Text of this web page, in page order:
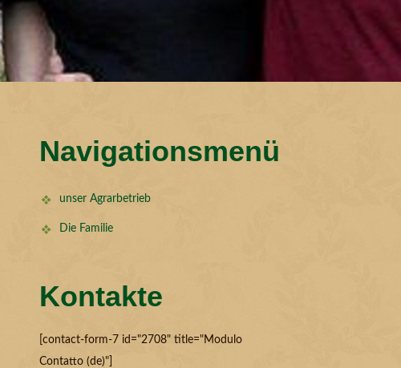
Navigationsmenü
unser Agrarbetrieb
Die Familie
Kontakte
[contact-form-7 id="2708" title="Modulo
Contatto (de)"]